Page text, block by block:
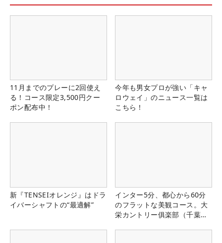
11月までのプレーに2回使え
る！コース限定3,500円クー
ポン配布中！
今年も男女プロが強い「キャ
ロウェイ」のニュース一覧は
こちら！
新『TENSEIオレンジ』はドラ
イバーシャフトの“最適解”
インター5分、都心から60分
のフラットな美観コース。大
栄カントリー俱楽部（千葉